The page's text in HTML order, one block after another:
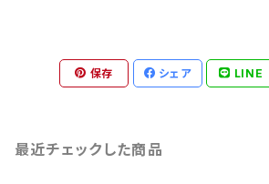
保存 シェア LINE
最近チェックした商品